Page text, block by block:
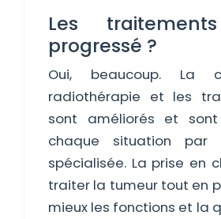
Les
progressé ?
Oui, beaucoup. La
radiothérapie et les
sont améliorés et
chaque situation par
spécialisée. La prise en
traiter la tumeur tout en
mieux les fonctions et la